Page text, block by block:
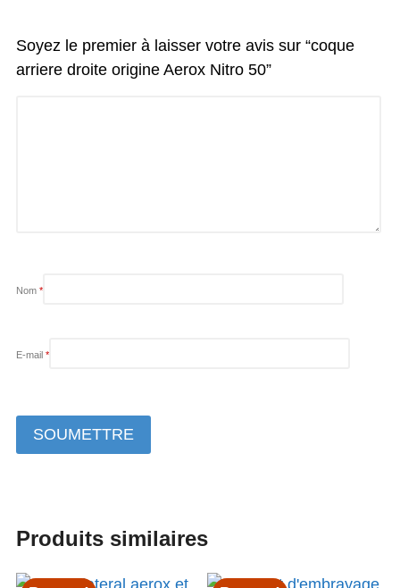
Soyez le premier à laisser votre avis sur “coque
arriere droite origine Aerox Nitro 50”
Nom *
E-mail *
Produits similaires